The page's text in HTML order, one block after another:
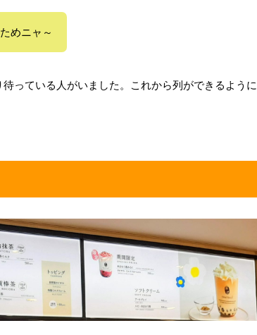
めニャ～
っている人がいました。これから列ができるように